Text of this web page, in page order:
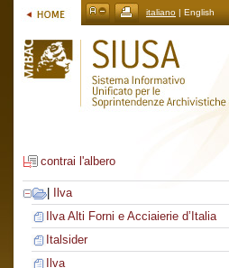
italiano | English
contrai l'albero
Ilva
Ilva Alti Forni e Acciaierie d’Italia
Italsider
Ilva